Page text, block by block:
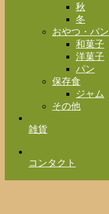
秋
冬
おやつ・パン
和菓子
洋菓子
パン
保存食
ジャム
その他
雑貨
コンタクト